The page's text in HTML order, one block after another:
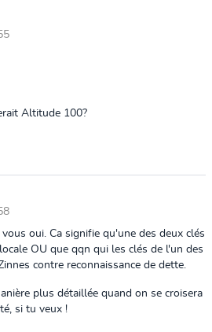
Altitude 100?
oui. Ca signifie qu'une des deux clés
OU que qqn qui les clés de l'un des
contre reconnaissance de dette.
plus détaillée quand on se croisera
si tu veux !